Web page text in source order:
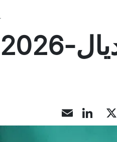
Facebook
LinkedIn